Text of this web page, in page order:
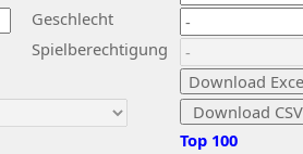
Geschlecht
Spielberechtigung
Top 100